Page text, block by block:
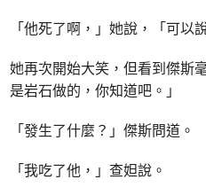
「他死了啊，」她說，「可以
她再次開始大笑，但看到傑斯
是岩石做的，你知道吧。」
「發生了什麼？」傑斯問道。
「我吃了他，」查妲說。